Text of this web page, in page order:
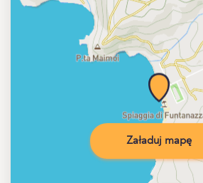
Załaduj mapę